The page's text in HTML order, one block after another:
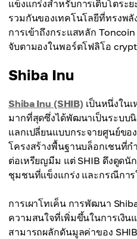
แข็งแกร่งสำหรับการเติบโตระ
รวมกันของเทคโนโลยีที่ทรงพ
การเข้าถึงกระแสหลัก
จับตามองในพอร์ตโฟลิโอ
Shiba Inu
Shiba Inu (SHIB) เป็นหนึ่งใน
มากที่สุดซึ่งได้พัฒนาเป็นระบบ
แลกเปลี่ยนแบบกระจายศูนย์ขอ
โครงสร้างพื้นฐานบล็อกเชนที่ก
ต่อเหรียญมีม แต่ SHIB ดึงดูดนั
ชุมชนที่แข็งแกร่ง และกรณีกา
การเผาโทเค็น การพัฒนา
ความสนใจที่เพิ่มขึ้นในการเงิน
สามารถผลักดันมูลค่าของ